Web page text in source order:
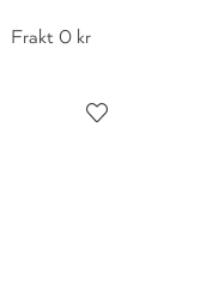
Frakt 0 kr